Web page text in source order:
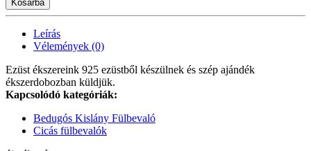
Kosárba
Leírás
Vélemények (0)
Ezüst ékszereink 925 ezüstből készülnek és szép ajándék
ékszerdobozban küldjük.
Kapcsolódó kategóriák:
Bedugós Kislány Fülbevaló
Cicás fülbevalók